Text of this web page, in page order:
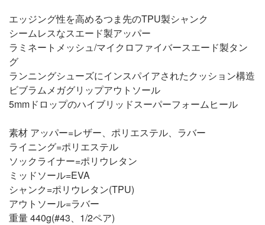
エッジング性を高めるつま先のTPU製シャンク
シームレスなスエード製アッパー
ラミネートメッシュ/マイクロファイバースエード製タン
グ
ランニングシューズにインスパイアされたクッション構造
ビブラムメガグリップアウトソール
5mmドロップのハイブリッドスーパーフォームヒール
素材 アッパー=レザー、ポリエステル、ラバー
ライニング=ポリエステル
ソックライナー=ポリウレタン
ミッドソール=EVA
シャンク=ポリウレタン(TPU)
アウトソール=ラバー
重量 440g(#43、1/2ペア)